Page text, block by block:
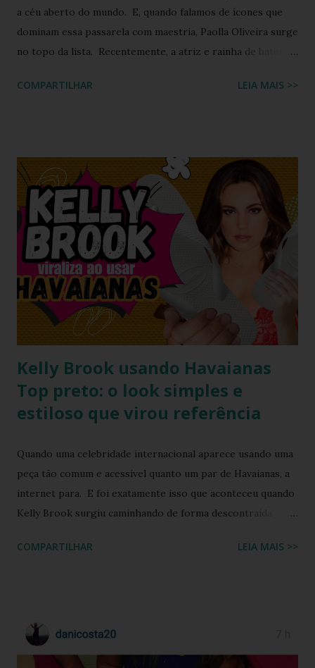
a céu aberto do mundo. E, quando falamos de ícones que
dominam essa passarela com maestria, Paolla Oliveira surge
no topo da lista. Recentemente, a atriz e rainha de bateria
preparação para o Camarote Havaianas , na Sapucaí. Com o
matéria, mergulhamos nos detalhes técnicos e estéticos do
look, com foco especial no calçado que desafiou as leis da
gravidade e da moda: o salto plataforma construído com
Havaianas . A ironia da "Basiquinha": O figurino de joias
Antes de chegarmos aos pés, precisamos falar sobre a
armadura de brilho que Paolla ostentou. O conjunto,
composto por um top e uma minissaia, não era apenas
"bordado", mas sim uma escultura de pedrarias
multicoloridas . ...
COMPARTILHAR LEIA MAIS >>
Kelly Brook usando Havaianas
Top preto: o look simples e
estiloso que virou referência
Quando uma celebridade internacional aparece usando uma
peça tão comum e acessível quanto um par de Havaianas, a
internet para. E foi exatamente isso que aconteceu quando
Kelly Brook surgiu caminhando de forma descontraída
que se tornou rapidamente uma inspiração para fãs de
“estilo real da vida real”: confortável, descomplicado e
COMPARTILHAR LEIA MAIS >>